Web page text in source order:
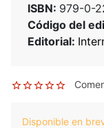
ISBN: 979-0-
Código del
Editorial:
Disponible en